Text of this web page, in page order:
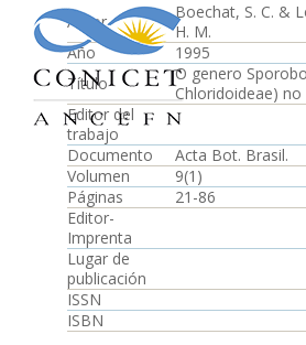
Autor
Boechat, S. C. &
H. M.
Año
1995
Título
O genero
Chloridoideae) no
Editor del
trabajo
Documento
Acta Bot. Brasil.
Volumen
9(1)
Páginas
21-86
Editor-
Imprenta
Lugar de
publicación
ISSN
ISBN